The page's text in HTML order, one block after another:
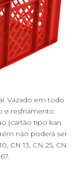
Vazado em todo
e resfriamento.
(cartão tipo kan
não poderá ser
CN 13, CN 25, CN